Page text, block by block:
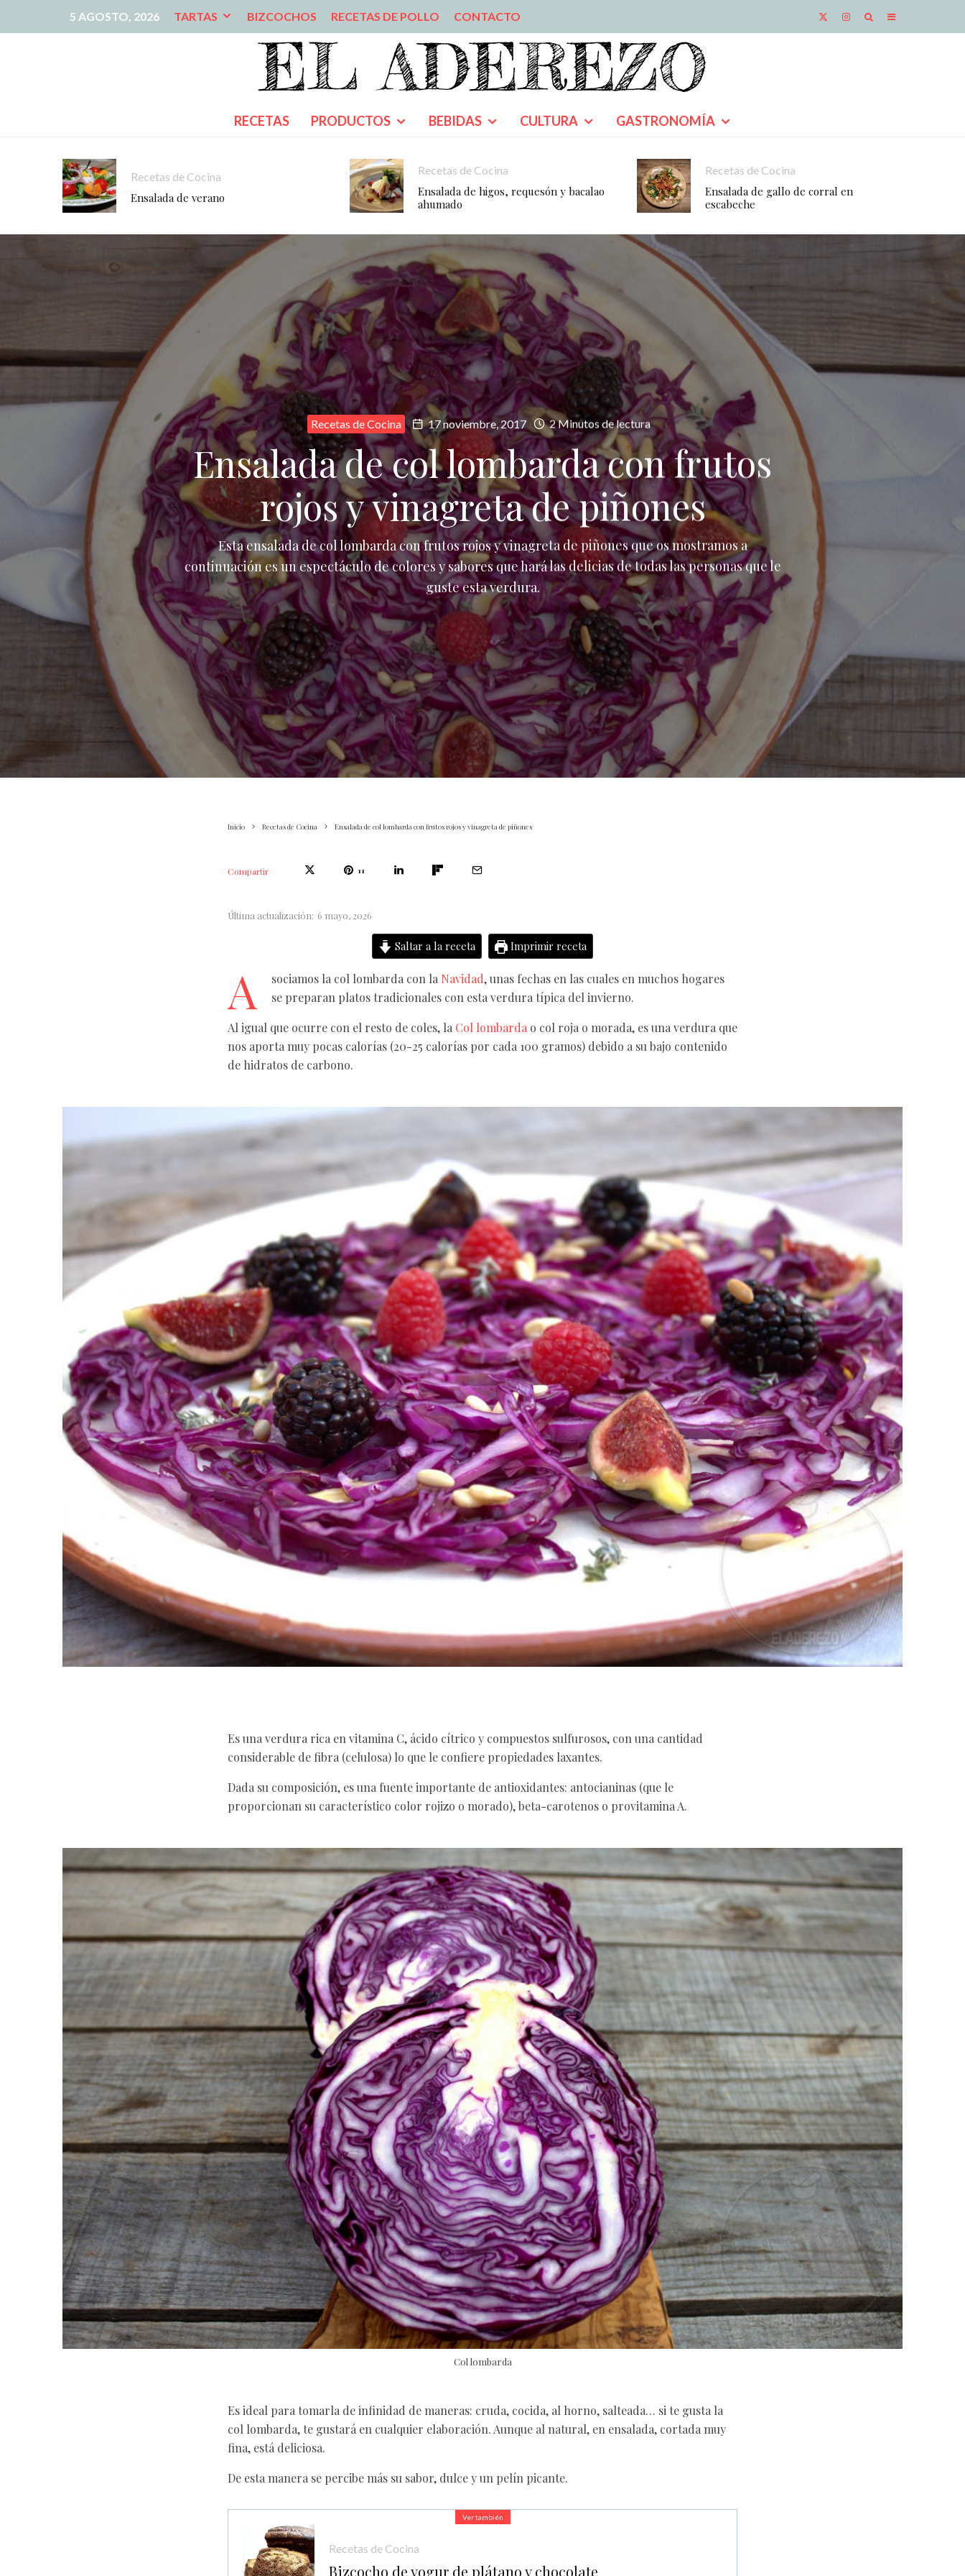
5 AGOSTO, 2026 TARTAS BIZCOCHOS RECETAS DE POLLO CONTACTO
RECETAS PRODUCTOS BEBIDAS CULTURA GASTRONOMÍA
Recetas de Cocina
Ensalada de verano
Recetas de Cocina
Ensalada de higos, requesón y bacalao
ahumado
Recetas de Cocina
Ensalada de gallo de corral en
escabeche
Recetas de Cocina 17 noviembre, 2017 2 Minutos de lectura
Ensalada de col lombarda con frutos
rojos y vinagreta de piñones
Esta ensalada de col lombarda con frutos rojos y vinagreta de piñones que os mostramos a
continuación es un espectáculo de colores y sabores que hará las delicias de todas las personas que le
guste esta verdura.
Inicio Recetas de Cocina Ensalada de col lombarda con frutos rojos y vinagreta de piñones
Compartir 11
Última actualización: 6 mayo, 2026
Saltar a la receta Imprimir receta
A sociamos la col lombarda con la Navidad, unas fechas en las cuales en muchos hogares
se preparan platos tradicionales con esta verdura típica del invierno.
Al igual que ocurre con el resto de coles, la Col lombarda o col roja o morada, es una verdura que
nos aporta muy pocas calorías (20-25 calorías por cada 100 gramos) debido a su bajo contenido
de hidratos de carbono.
Es una verdura rica en vitamina C, ácido cítrico y compuestos sulfurosos, con una cantidad
considerable de fibra (celulosa) lo que le confiere propiedades laxantes.
Dada su composición, es una fuente importante de antioxidantes: antocianinas (que le
proporcionan su característico color rojizo o morado), beta-carotenos o provitamina A.
Col lombarda
Es ideal para tomarla de infinidad de maneras: cruda, cocida, al horno, salteada… si te gusta la
col lombarda, te gustará en cualquier elaboración. Aunque al natural, en ensalada, cortada muy
fina, está deliciosa.
De esta manera se percibe más su sabor, dulce y un pelín picante.
Ver también
Recetas de Cocina
Bizcocho de yogur de plátano y chocolate